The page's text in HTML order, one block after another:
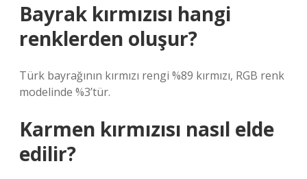
Bayrak kırmızısı hangi
renklerden oluşur?
Türk bayrağının kırmızı rengi %89 kırmızı, RGB renk
modelinde %3’tür.
Karmen kırmızısı nasıl elde
edilir?